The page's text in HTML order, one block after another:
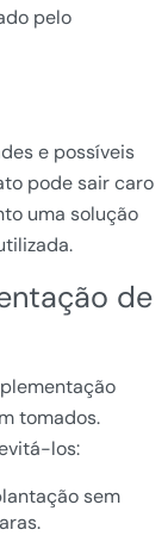
pelo
e possíveis
pode sair caro
uma solução
de
tomados.
los:
sem